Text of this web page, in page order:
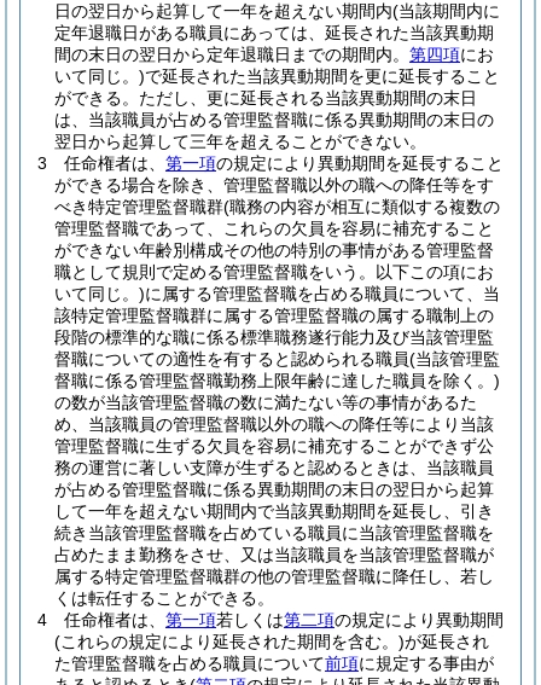
日の翌日から起算して一年を超えない期間内(当該期間内に
定年退職日がある職員にあっては、延長された当該異動期
間の末日の翌日から定年退職日までの期間内。 第四項にお
いて同じ。)で延長された当該異動期間を更に延長すること
ができる。 ただし、更に延長される当該異動期間の末日
は、当該職員が占める管理監督職に係る異動期間の末日の
翌日から起算して三年を超えることができない。
3
任命権者は、 第一項の規定により異動期間を延長すること
ができる場合を除き、管理監督職以外の職への降任等をす
べき特定管理監督職群(職務の内容が相互に類似する複数の
管理監督職であって、これらの欠員を容易に補充すること
ができない年齢別構成その他の特別の事情がある管理監督
職として規則で定める管理監督職をいう。以下この項にお
いて同じ。)に属する管理監督職を占める職員について、当
該特定管理監督職群に属する管理監督職の属する職制上の
段階の標準的な職に係る標準職務遂行能力及び当該管理監
督職についての適性を有すると認められる職員(当該管理監
督職に係る管理監督職勤務上限年齢に達した職員を除く。)
の数が当該管理監督職の数に満たない等の事情があるた
め、当該職員の管理監督職以外の職への降任等により当該
管理監督職に生ずる欠員を容易に補充することができず公
務の運営に著しい支障が生ずると認めるときは、当該職員
が占める管理監督職に係る異動期間の末日の翌日から起算
して一年を超えない期間内で当該異動期間を延長し、引き
続き当該管理監督職を占めている職員に当該管理監督職を
占めたまま勤務をさせ、又は当該職員を当該管理監督職が
属する特定管理監督職群の他の管理監督職に降任し、若し
くは転任することができる。
4
任命権者は、 第一項若しくは第二項の規定により異動期間
(これらの規定により延長された期間を含む。)が延長され
た管理監督職を占める職員について前項に規定する事由が